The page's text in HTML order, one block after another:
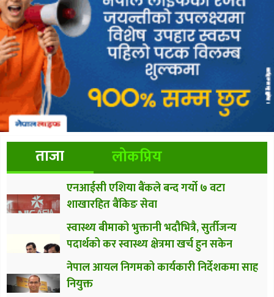
ताजा लोकप्रिय
एनआईसी एशिया बैंकले बन्द गर्यो ७ वटा
शाखारहित बैंकिङ सेवा
स्वास्थ्य बीमाको भुक्तानी भदौभित्रै, सुर्तीजन्य
पदार्थको कर स्वास्थ्य क्षेत्रमा खर्च हुन सकेन
नेपाल आयल निगमको कार्यकारी निर्देशकमा साह
नियुक्त